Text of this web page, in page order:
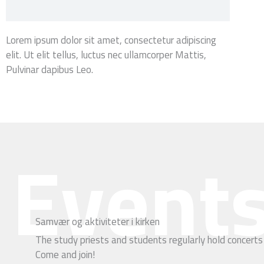
Lorem ipsum dolor sit amet, consectetur adipiscing
elit. Ut elit tellus, luctus nec ullamcorper Mattis,
Pulvinar dapibus Leo.
Samvær og aktiviteter i kirken
The study priests and students regularly hold
Come and join!